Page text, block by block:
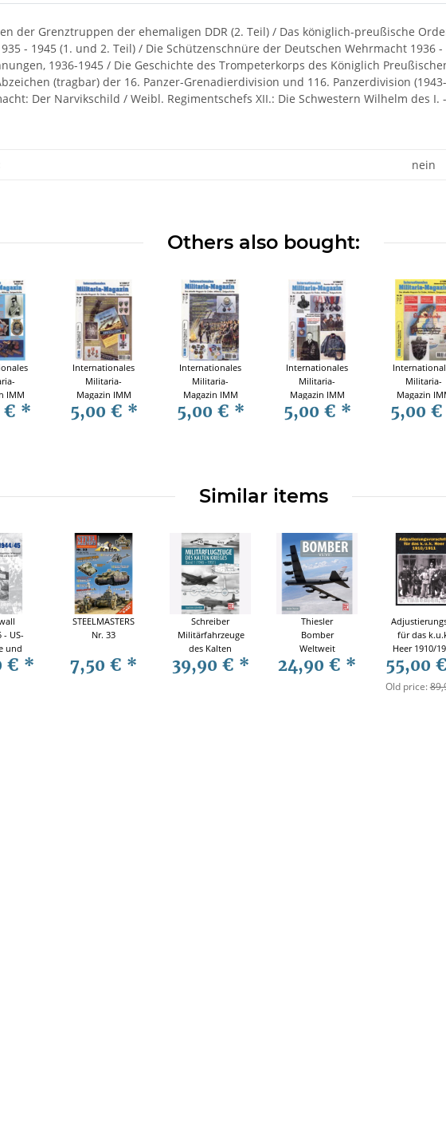
der Grenztruppen der ehemaligen DDR (2. Teil) / Das königlich-preußische
- 1945 (1. und 2. Teil) / Die Schützenschnüre der Deutschen Wehrmacht 1936
1936-1945 / Die Geschichte des Trompeterkorps des Königlich
(tragbar) der 16. Panzer-Grenadierdivision und 116. Panzerdivision
Der Narvikschild / Weibl. Regimentschefs XII.: Die Schwestern Wilhelm des I.
nein
Others also bought:
IMM
€ *
Internationales
Militaria-
Magazin IMM
Nr. 86
5,00 € *
Internationales
Militaria-
Magazin IMM
Nr. 85
5,00 € *
Internationales
Militaria-
Magazin IMM
Nr. 81
5,00 € *
Militaria-
Magazin
Nr. 84
5,00 €
Similar items
- US-
und
im
€ *
STEELMASTERS
Nr. 33
7,50 € *
Schreiber
Militärfahrzeuge
des Kalten
Krieges Band 1
(1945-1955)
39,90 € *
Thiesler
Bomber
Weltweit
Boeing B-52 Tu-
95 Tu 160
24,90 € *
für das
Heer 1910/
-
Nachdruck
55,00 €
Old price: